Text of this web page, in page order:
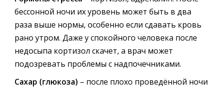
бессонной ночи их уровень может быть в два
раза выше нормы, особенно если сдавать кровь
рано утром. Даже у спокойного человека после
недосыпа кортизол скачет, а врач может
подозревать проблемы с надпочечниками.
Сахар (глюкоза) – после плохо проведённой ночи